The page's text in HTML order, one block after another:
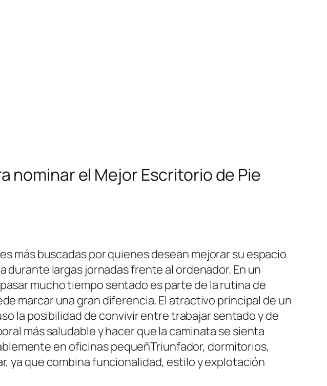
nominar el Mejor Escritorio de Pie
más buscadas por quienes desean mejorar su espacio
largas jornadas frente al ordenador. En un
mucho tiempo sentado es parte de la rutina de
marcar una gran diferencia. El atractivo principal de un
la posibilidad de convivir entre trabajar sentado y de
más saludable y hacer que la caminata se sienta
en oficinas pequeñTriunfador, dormitorios,
ya que combina funcionalidad, estilo y explotación